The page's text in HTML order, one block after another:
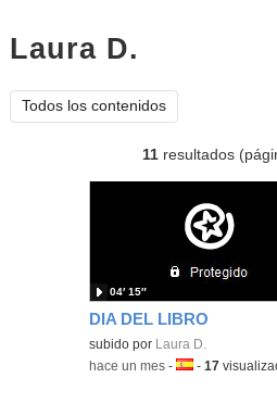
Laura D.
Todos los contenidos
11resultados
DIA DEL LIBRO
subido por Laura D.
04′ 15″
-hace un mes -Idioma:
-17